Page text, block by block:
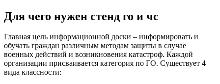
Для чего нужен стенд го и чс
Главная цель информационной доски – информировать и
обучать граждан различным методам защиты в случае
военных действий и возникновения катастроф. Каждой
организации присваивается категория по ГО. Существует 4
вида классности: